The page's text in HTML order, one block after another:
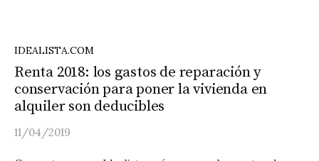
IDEALISTA.COM
Renta 2018: los gastos de reparación y
conservación para poner la vivienda en
alquiler son deducibles
11/04/2019